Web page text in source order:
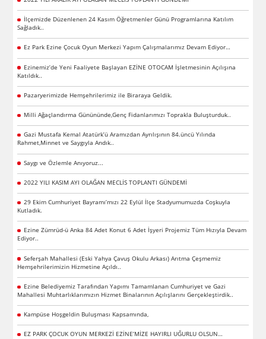
İlçemizde Düzenlenen 24 Kasım Öğretmenler Günü Programlarına Katılım
Sağladık..
Ez Park Ezine Çocuk Oyun Merkezi Yapım Çalışmalarımız Devam Ediyor…
Ezinemiz’de Yeni Faaliyete Başlayan EZİNE OTOCAM İşletmesinin Açılışına
Katıldık..
Pazaryerimizde Hemşehrilerimiz ile Biraraya Geldik.
Milli Ağaçlandırma Günününde,Genç Fidanlarımızı Toprakla Buluşturduk..
Gazi Mustafa Kemal Atatürk’ü Aramızdan Ayrılışının 84.üncü Yılında
Rahmet,Minnet ve Saygıyla Andık..
Saygı ve Özlemle Anıyoruz...
2022 YILI KASIM AYI OLAĞAN MECLİS TOPLANTI GÜNDEMİ
29 Ekim Cumhuriyet Bayramı’mızı 22 Eylül İlçe Stadyumumuzda Coşkuyla
Kutladık.
Ezine Zümrüd-ü Anka 84 Adet Konut 6 Adet İşyeri Projemiz Tüm Hızıyla Devam
Ediyor..
Seferşah Mahallesi (Eski Yahya Çavuş Okulu Arkası) Arıtma Çeşmemiz
Hemşehrilerimizin Hizmetine Açıldı..
Ezine Belediyemiz Tarafından Yapımı Tamamlanan Cumhuriyet ve Gazi
Mahallesi Muhtarlıklarımızın Hizmet Binalarının Açılışlarını Gerçekleştirdik..
Kampüse Hoşgeldin Buluşması Kapsamında,
EZ PARK ÇOCUK OYUN MERKEZİ EZİNE’MİZE HAYIRLI UĞURLU OLSUN…